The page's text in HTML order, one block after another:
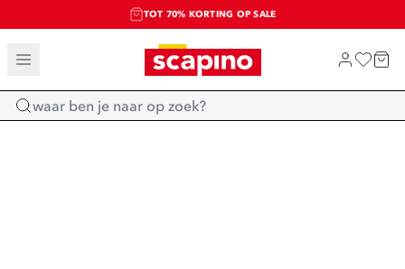
TOT 70% KORTING OP SALE
SALE: LAATSTE KANS!
SHOP NIEUW
Home